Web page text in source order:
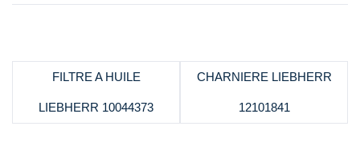
FILTRE A HUILE
LIEBHERR 10044373
CHARNIERE LIEBHERR
12101841